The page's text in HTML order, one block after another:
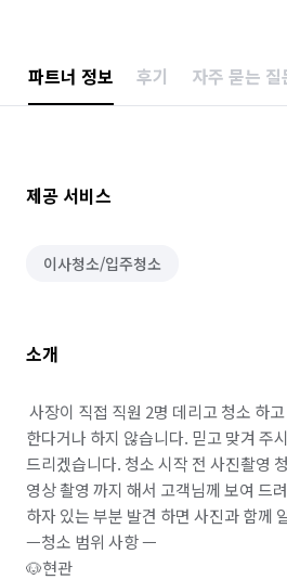
파트너 정보 후기 자주 묻는 질
제공 서비스
이사청소/입주청소
소개
사장이 직접 직원 2명 데리고 청소 하
한다거나 하지 않습니다. 믿고 맞겨 주
드리겠습니다. 청소 시작 전 사진촬영
영상 촬영 까지 해서 고객님께 보여 드
하자 있는 부분 발견 하면 사진과 함께
ㅡ청소 범위 사항 ㅡ
🐶현관